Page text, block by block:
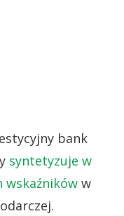
bank
syntetyzuje w
wskaźników w